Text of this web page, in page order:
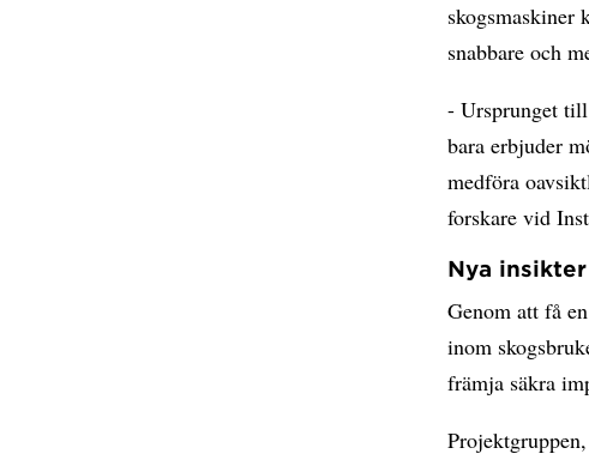
skogsmaskiner
snabbare och
- Ursprunget
bara erbjuder
medföra
forskare vid
Nya
Genom att få
inom
främja säkra